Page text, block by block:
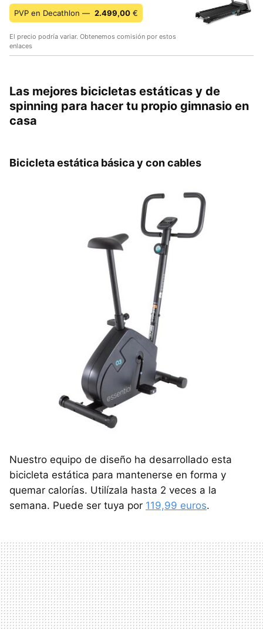
PVP en Decathlon — 2.499,00 €
El precio podría variar. Obtenemos comisión por estos
enlaces
Las mejores bicicletas estáticas y de
spinning para hacer tu propio gimnasio en
casa
Bicicleta estática básica y con cables
Nuestro equipo de diseño ha desarrollado esta
bicicleta estática para mantenerse en forma y
quemar calorías. Utilízala hasta 2 veces a la
semana. Puede ser tuya por 119,99 euros.